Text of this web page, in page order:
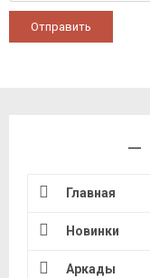
Отправить
Главная
Новинки
Аркады